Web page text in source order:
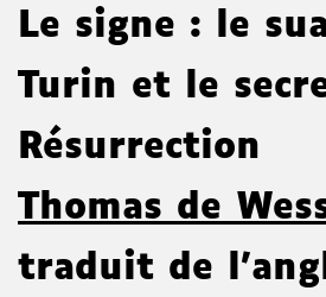
Le signe : le
Turin et le
Résurrection
Thomas de
traduit de